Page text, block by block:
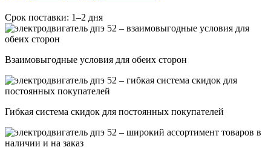
Срок поставки: 1–2 дня
Взаимовыгодные условия для обеих сторон
Гибкая система скидок для постоянных покупателей